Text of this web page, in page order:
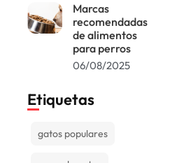
Marcas
recomendadas
de alimentos
para perros
06/08/2025
Etiquetas
gatos populares